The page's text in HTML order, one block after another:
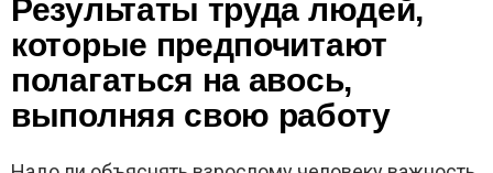
Результаты труда людей,
которые предпочитают
полагаться на авось,
выполняя свою работу